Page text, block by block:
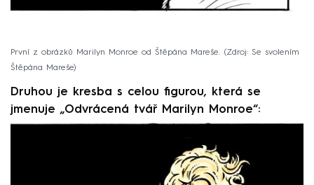
První z obrázků Marilyn Monroe od Štěpána Mareše.
Zdroj: Se svolením
Štěpána Mareše
Druhou je kresba s celou figurou, která se
jmenuje „Odvrácená tvář Marilyn Monroe“: